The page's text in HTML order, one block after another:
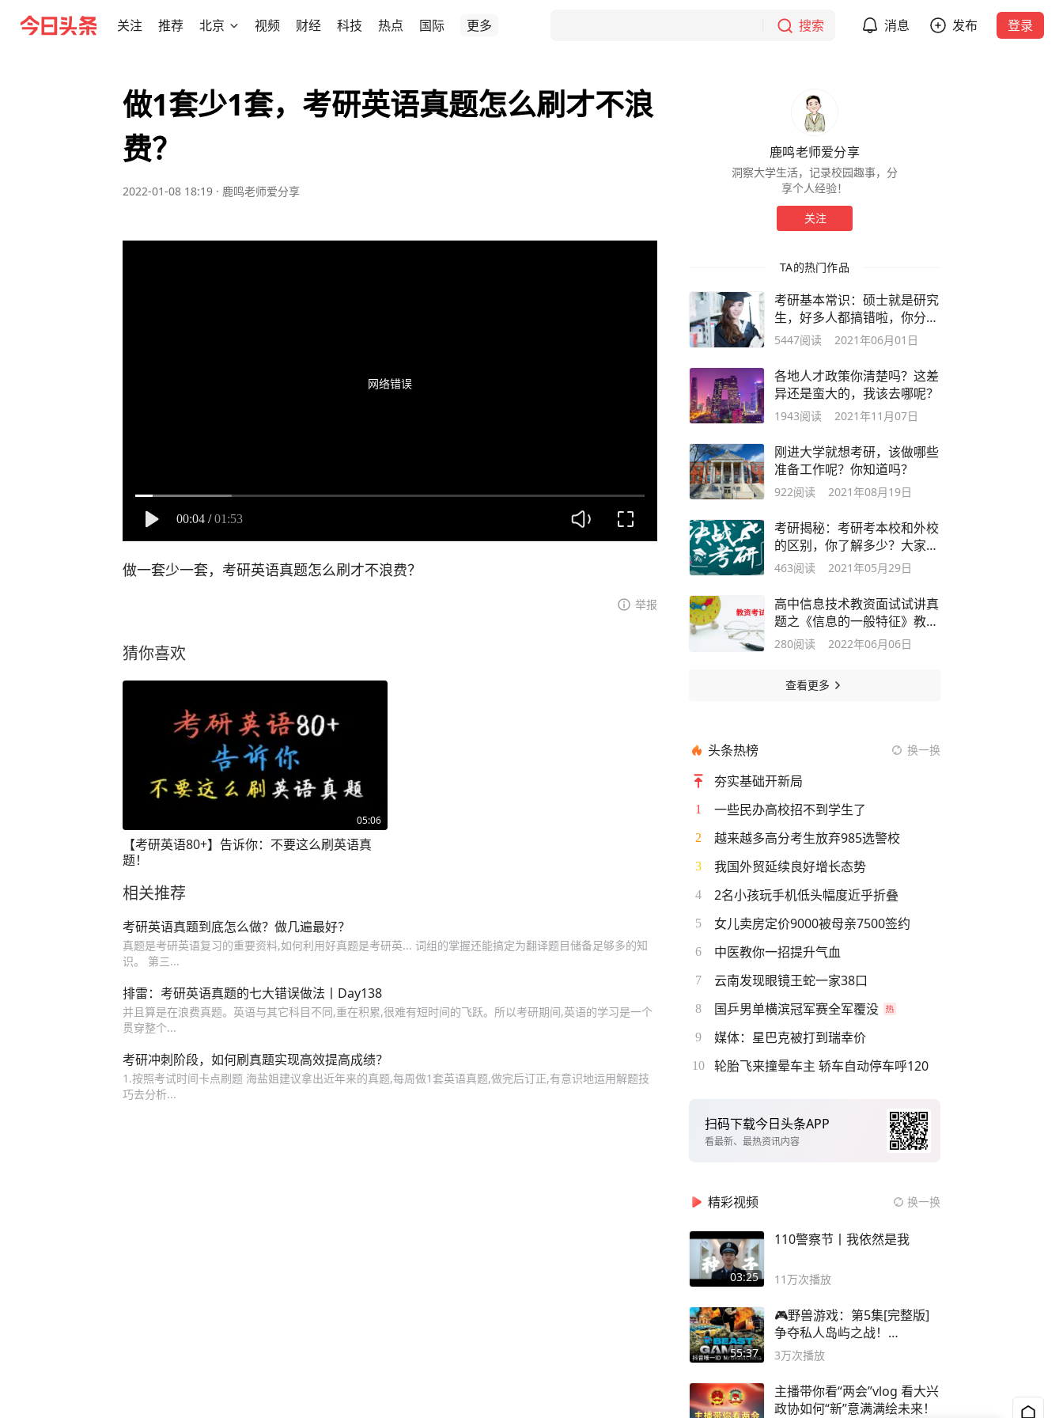
关注 推荐 北京 视频 财经 科技 热点 国际 更多 搜索 消息 发布 登录
做1套少1套，考研英语真题怎么刷才不浪
费？
2022-01-08 18:19 · 鹿鸣老师爱分享
网络错误
00:04 / 01:53
做一套少一套，考研英语真题怎么刷才不浪费？
举报
猜你喜欢
05:06
【考研英语80+】告诉你：不要这么刷英语真
题！
相关推荐
考研英语真题到底怎么做？做几遍最好？
真题是考研英语复习的重要资料,如何利用好真题是考研英... 词组的掌握还能搞定为翻译题目储备足够多的知
识。 第三...
排雷：考研英语真题的七大错误做法丨Day138
并且算是在浪费真题。英语与其它科目不同,重在积累,很难有短时间的飞跃。所以考研期间,英语的学习是一个
贯穿整个...
考研冲刺阶段，如何刷真题实现高效提高成绩？
1.按照考试时间卡点刷题 海盐姐建议拿出近年来的真题,每周做1套英语真题,做完后订正,有意识地运用解题技
巧去分析...
鹿鸣老师爱分享
洞察大学生活，记录校园趣事，分
享个人经验！
关注
TA的热门作品
考研基本常识：硕士就是研究
生，好多人都搞错啦，你分清
楚了吗？
5447阅读 2021年06月01日
各地人才政策你清楚吗？这差
异还是蛮大的，我该去哪呢？
1943阅读 2021年11月07日
刚进大学就想考研，该做哪些
准备工作呢？你知道吗？
922阅读 2021年08月19日
考研揭秘：考研考本校和外校
的区别，你了解多少？大家一
起说说看
463阅读 2021年05月29日
高中信息技术教资面试试讲真
题之《信息的一般特征》教案
设计
280阅读 2022年06月06日
查看更多
头条热榜 换一换
夯实基础开新局
1 一些民办高校招不到学生了
2 越来越多高分考生放弃985选警校
3 我国外贸延续良好增长态势
4 2名小孩玩手机低头幅度近乎折叠
5 女儿卖房定价9000被母亲7500签约
6 中医教你一招提升气血
7 云南发现眼镜王蛇一家38口
8 国乒男单横滨冠军赛全军覆没
9 媒体：星巴克被打到瑞幸价
10 轮胎飞来撞晕车主 轿车自动停车呼120
扫码下载今日头条APP
看最新、最热资讯内容
精彩视频 换一换
03:25
110警察节丨我依然是我
11万次播放
55:37
🎮野兽游戏：第5集[完整版]
争夺私人岛屿之战！
#MrBeastChina
3万次播放
主播带你看“两会”vlog 看大兴
政协如何“新”意满满绘未来！